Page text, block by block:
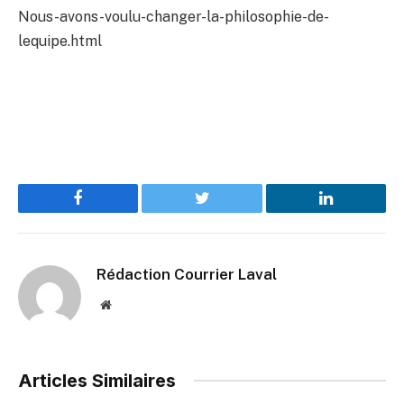
Nous-avons-voulu-changer-la-philosophie-de-
lequipe.html
Facebook Twitter LinkedIn
Rédaction Courrier Laval
Website
Articles Similaires